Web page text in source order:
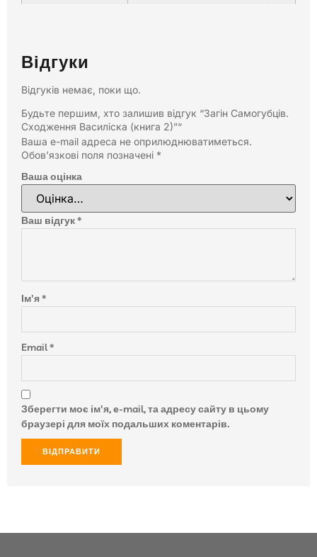
Відгуки
Відгуків немає, поки що.
Будьте першим, хто залишив відгук “Загін Самогубців.
Сходження Василіска (книга 2)”“
Ваша e-mail адреса не оприлюднюватиметься.
Обов’язкові поля позначені *
Ваша оцінка
Ваш відгук*
Ім'я*
Email*
Зберегти моє ім'я, e-mail, та адресу сайту в цьому
браузері для моїх подальших коментарів.